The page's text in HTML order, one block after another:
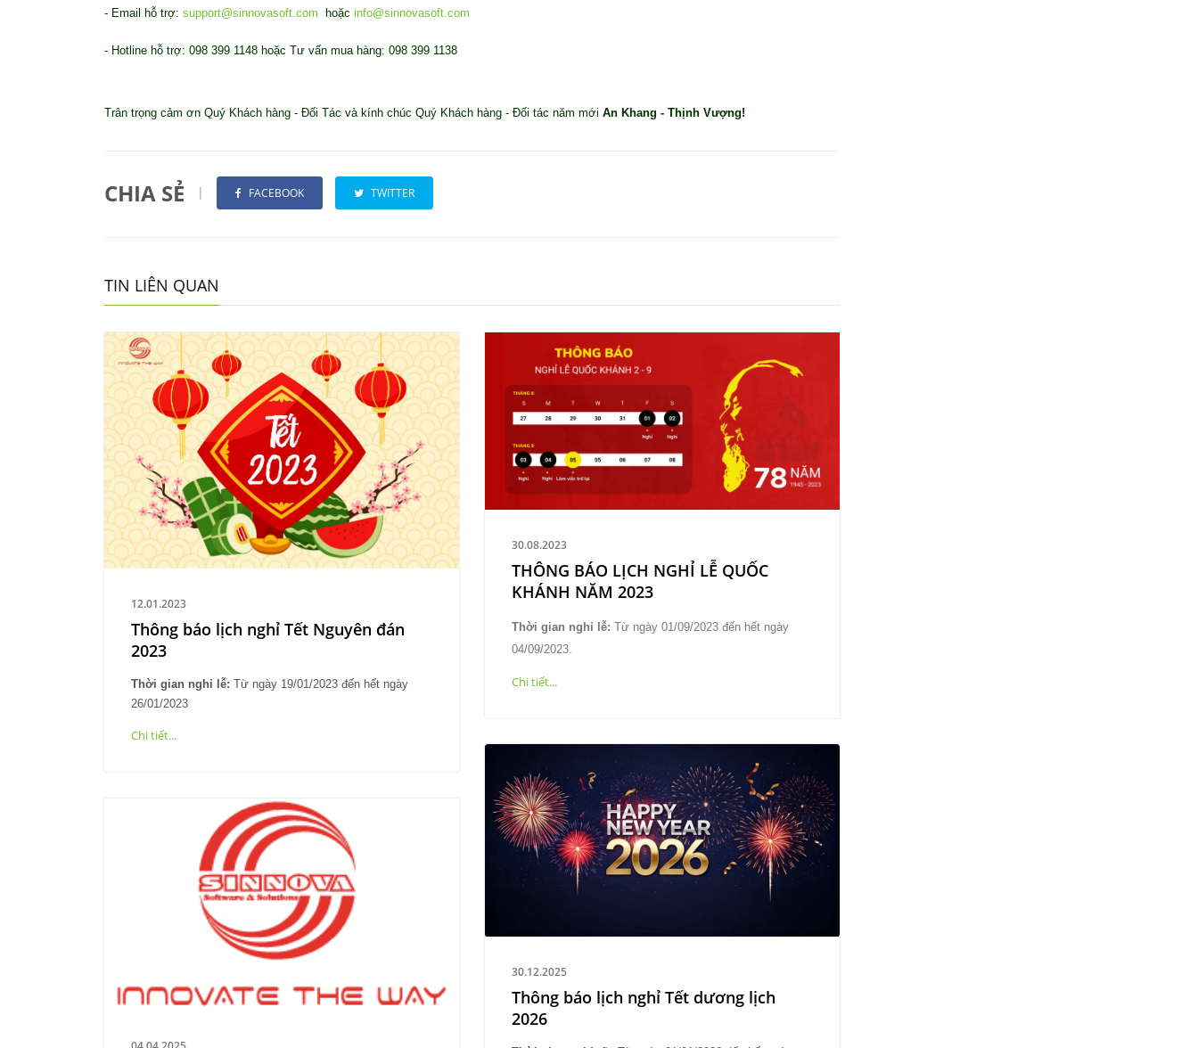
- Email hỗ trợ: support@sinnovasoft.com hoặc info@sinnovasoft.com
- Hotline hỗ trợ: 098 399 1148 hoặc Tư vấn mua hàng: 098 399 1138
Trân trọng cảm ơn Quý Khách hàng - Đối Tác và kính chúc Quý Khách hàng - Đối tác năm mới An Khang - Thịnh Vượng!
CHIA SẺ | FACEBOOK TWITTER
TIN LIÊN QUAN
12.01.2023
Thông báo lịch nghỉ Tết Nguyên đán
2023
Thời gian nghỉ lễ: Từ ngày 19/01/2023 đến hết ngày
26/01/2023
Chi tiết...
30.08.2023
THÔNG BÁO LỊCH NGHỈ LỄ QUỐC
KHÁNH NĂM 2023
Thời gian nghỉ lễ: Từ ngày 01/09/2023 đến hết ngày
04/09/2023.
Chi tiết...
30.12.2025
Thông báo lịch nghỉ Tết dương lịch
2026